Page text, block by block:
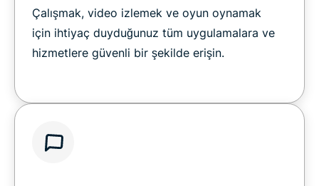
Çalışmak, video izlemek ve oyun oynamak
için ihtiyaç duyduğunuz tüm uygulamalara ve
hizmetlere güvenli bir şekilde erişin.